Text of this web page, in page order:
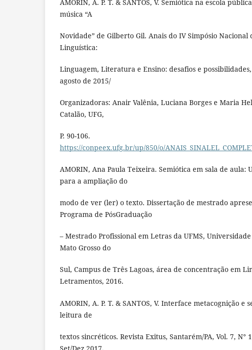
AMORIN, A. P. T. & SANTOS, V. Semiótica na escola
música “A
Novidade” de Gilberto Gil. Anais do IV Simpósio Nacional
Linguística:
Linguagem, Literatura e Ensino: desafios e
agosto de 2015/
Organizadoras: Anair Valênia, Luciana Borges e Maria
Catalão, UFG,
P. 90-106.
https://conpeex.ufg.br/up/850/o/
AMORIN, Ana Paula Teixeira. Semiótica em sala de aula:
para a ampliação do
modo de ver (ler) o texto. Dissertação de mestrado
Programa de PósGraduação
– Mestrado Profissional em Letras da UFMS,
Mato Grosso do
Sul, Campus de Três Lagoas, área de concentração em
Letramentos, 2016.
AMORIN, A. P. T. & SANTOS, V. Interface metacognição e
leitura de
textos sincréticos. Revista Exitus, Santarém/PA, Vol. 7, N°
Set/Dez 2017.